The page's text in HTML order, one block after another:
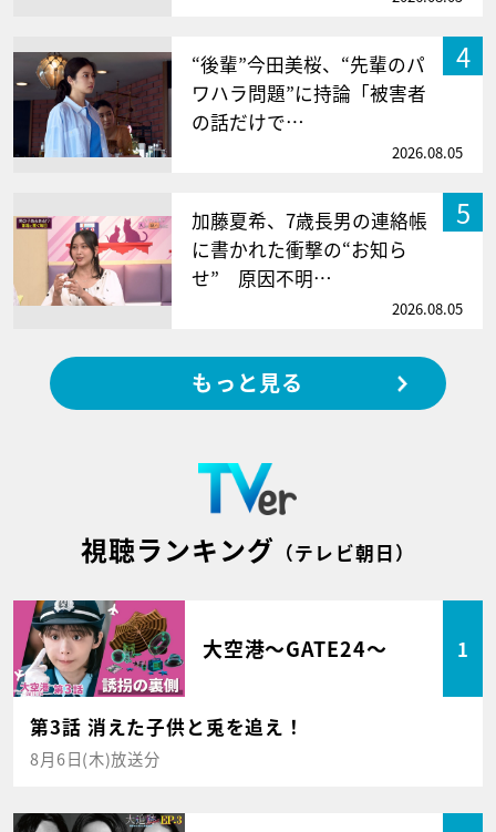
4
“後輩”今田美桜、“先輩のパ
ワハラ問題”に持論「被害者
の話だけで…
2026.08.05
5
加藤夏希、7歳長男の連絡帳
に書かれた衝撃の“お知ら
せ” 原因不明…
2026.08.05
もっと見る
視聴ランキング （テレビ朝日）
大空港～GATE24～ 1
第3話 消えた子供と兎を追え！
8月6日(木)放送分